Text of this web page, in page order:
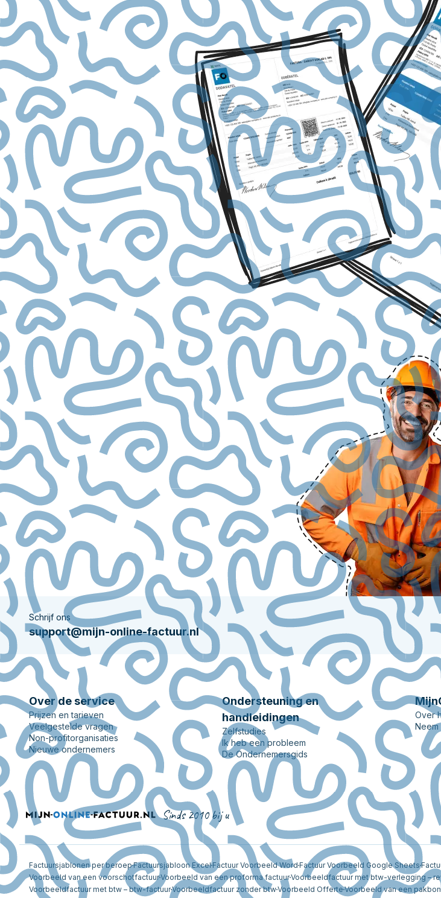
Schrijf ons
support@mijn-online-factuur.nl
Over de service
Prijzen en tarieven
Veelgestelde vragen
Non-profitorganisaties
Nieuwe ondernemers
Ondersteuning en
handleidingen
Zelfstudies
Ik heb een probleem
De Ondernemersgids
Over
Sinds 2010 bij u
Factuursjablonen per beroepFactuursjabloon Excel Factuur Voorbeeld Word Factuur Voorbeeld Google Sheets
Voorbeeld van een voorschotfactuurVoorbeeld van een proforma factuurVoorbeeldfactuur met btw-verlegging –
Voorbeeldfactuur met btw – btw-factuurVoorbeeldfactuur zonder btwVoorbeeld OfferteVoorbeeld van een pakbon